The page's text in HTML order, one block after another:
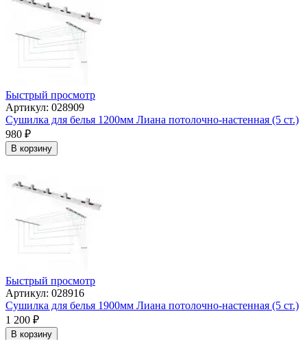
Быстрый просмотр
Артикул: 028909
Сушилка для белья 1200мм Лиана потолочно-настенная (5 ст.)
980 ₽
В корзину
Быстрый просмотр
Артикул: 028916
Сушилка для белья 1900мм Лиана потолочно-настенная (5 ст.)
1 200 ₽
В корзину